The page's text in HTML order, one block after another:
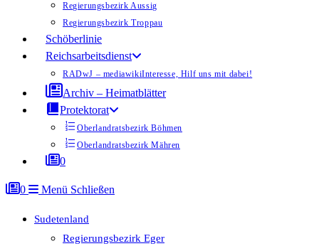
Regierungsbezirk Aussig
Regierungsbezirk Troppau
Schöberlinie
Reichsarbeitsdienst
RADwJ – mediawikiInteresse, Hilf uns mit dabei!
Archiv – Heimatblätter
Protektorat
Oberlandratsbezirk Böhmen
Oberlandratsbezirk Mähren
0
0 Menü Schließen
Sudetenland
Regierungsbezirk Eger